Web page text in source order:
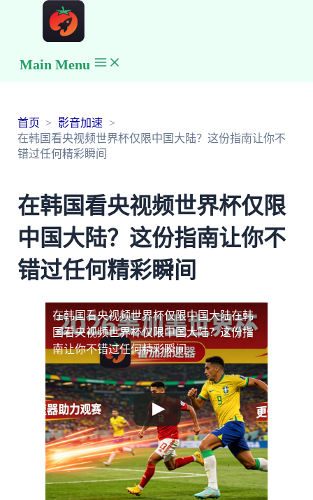
Main Menu
首页
影音加速
在韩国看央视频世界杯仅限中国大陆？这份指南让你不
错过任何精彩瞬间
在韩国看央视频世界杯仅限
中国大陆？这份指南让你不
错过任何精彩瞬间
在韩国看央视频世界杯仅限中国大陆在韩
国看央视频世界杯仅限中国大陆？这份指
南让你不错过任何精彩瞬间